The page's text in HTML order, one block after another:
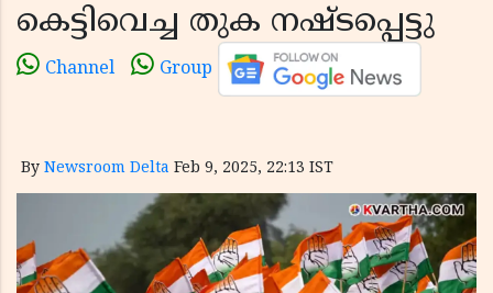
കെട്ടിവെച്ച തുക നഷ്ടപ്പെട്ടു
Channel Group
By Newsroom Delta Feb 9, 2025, 22:13 IST